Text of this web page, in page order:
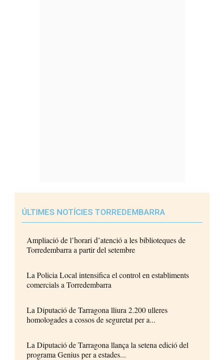
ÚLTIMES NOTÍCIES TORREDEMBARRA
Ampliació de l’horari d’atenció a les biblioteques de
Torredembarra a partir del setembre
La Policia Local intensifica el control en establiments
comercials a Torredembarra
La Diputació de Tarragona lliura 2.200 ulleres
homologades a cossos de seguretat per a...
La Diputació de Tarragona llança la setena edició del
programa Genius per a estades...